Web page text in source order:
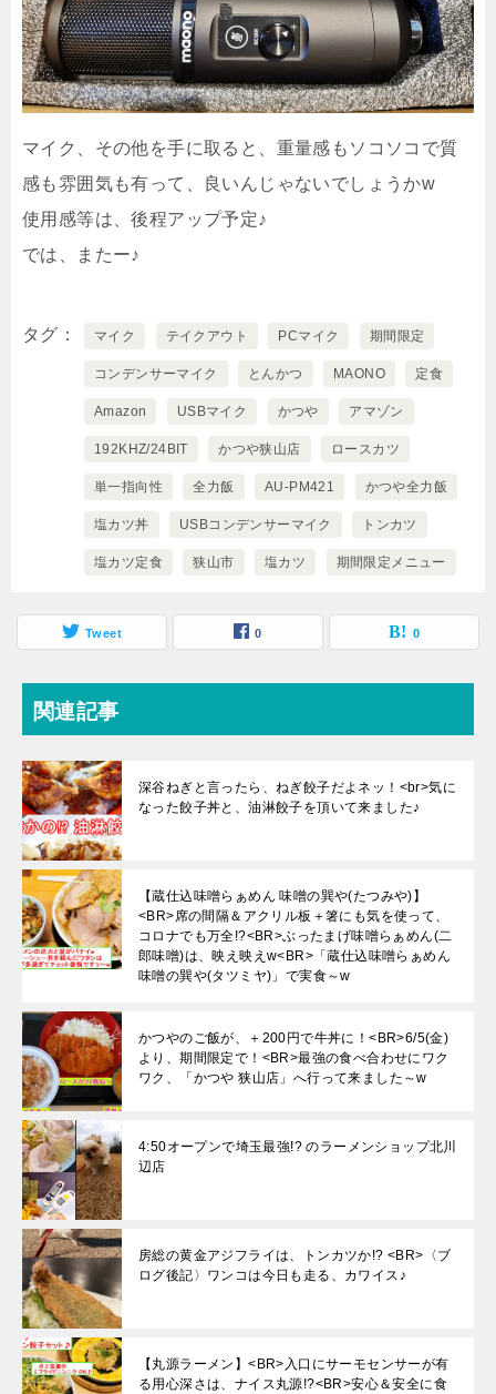
マイク、その他を手に取ると、重量感もソコソコで質
感も雰囲気も有って、良いんじゃないでしょうかw
使用感等は、後程アップ予定♪
では、またー♪
タグ マイク テイクアウト PCマイク 期間限定
コンデンサーマイク とんかつ MAONO 定食
Amazon USBマイク かつや アマゾン
192KHZ/24BIT かつや狭山店 ロースカツ
単一指向性 全力飯 AU-PM421 かつや全力飯
塩カツ丼 USBコンデンサーマイク トンカツ
塩カツ定食 狭山市 塩カツ 期間限定メニュー
Tweet 0 0
関連記事
深谷ねぎと言ったら、ねぎ餃子だよネッ！<br>気に
なった餃子丼と、油淋餃子を頂いて来ました♪
【蔵仕込味噌らぁめん 味噌の巽や(たつみや)】
<BR>席の間隔＆アクリル板＋箸にも気を使って、
コロナでも万全!?<BR>ぶったまげ味噌らぁめん(二
郎味噌)は、映え映えw<BR>「蔵仕込味噌らぁめん
味噌の巽や(タツミヤ)」で実食～w
かつやのご飯が、＋200円で牛丼に！<BR>6/5(金)
より、期間限定で！<BR>最強の食べ合わせにワク
ワク、「かつや 狭山店」へ行って来ました～w
4:50オープンで埼玉最強!? のラーメンショップ北川
辺店
房総の黄金アジフライは、トンカツか!? <BR>〈ブ
ログ後記〉ワンコは今日も走る、カワイス♪
【丸源ラーメン】<BR>入口にサーモセンサーが有
る用心深さは、ナイス丸源!?<BR>安心＆安全に食